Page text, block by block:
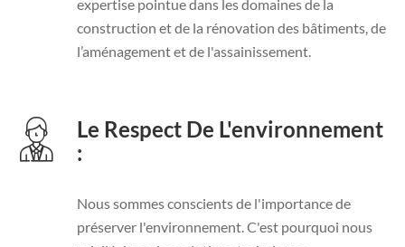
expertise pointue dans les domaines de la
construction et de la rénovation des bâtiments, de
l’aménagement et de l'assainissement.
Le Respect De L'environnement
:
Nous sommes conscients de l'importance de
préserver l'environnement. C'est pourquoi nous